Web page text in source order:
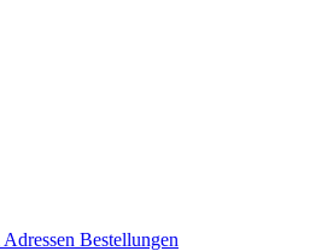
Adressen Bestellungen